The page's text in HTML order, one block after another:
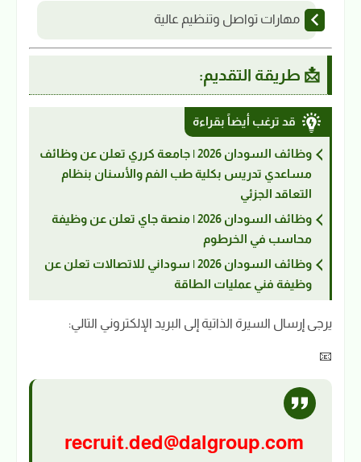
مهارات تواصل وتنظيم عالية
📩 طريقة التقديم:
قد ترغب أيضاً بقراءة
وظائف السودان 2026 | جامعة كرري تعلن عن وظائف
مساعدي تدريس بكلية طب الفم والأسنان بنظام
التعاقد الجزئي
وظائف السودان 2026 | منصة جاي تعلن عن وظيفة
محاسب في الخرطوم
وظائف السودان 2026 | سوداني للاتصالات تعلن عن
وظيفة فني عمليات الطاقة
يرجى إرسال السيرة الذاتية إلى البريد الإلكتروني التالي:
📧